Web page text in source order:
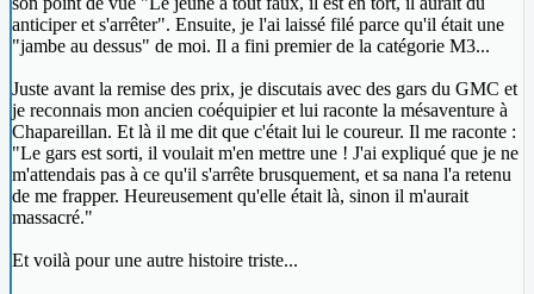
anticiper et s'arrêter". Ensuite, je l'ai laissé filé parce qu'il était une
"jambe au dessus" de moi. Il a fini premier de la catégorie M3...
Juste avant la remise des prix, je discutais avec des gars du GMC et
je reconnais mon ancien coéquipier et lui raconte la mésaventure à
Chapareillan. Et là il me dit que c'était lui le coureur. Il me raconte :
"Le gars est sorti, il voulait m'en mettre une ! J'ai expliqué que je ne
m'attendais pas à ce qu'il s'arrête brusquement, et sa nana l'a retenu
de me frapper. Heureusement qu'elle était là, sinon il m'aurait
massacré."
Et voilà pour une autre histoire triste...